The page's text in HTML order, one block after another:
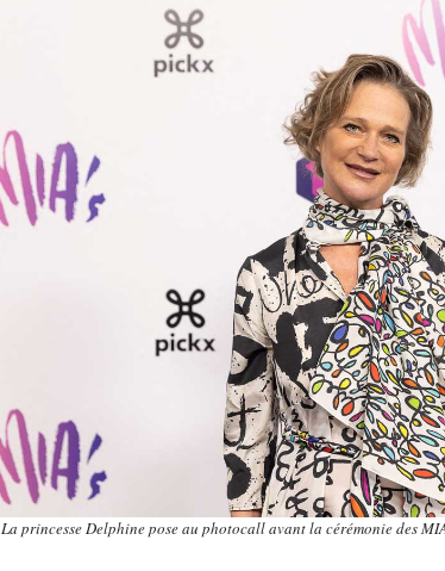
La princesse Delphine pose au photocall avant la cérémonie des